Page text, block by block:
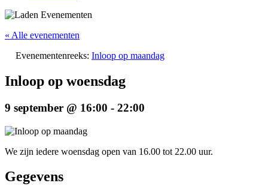
« Alle evenementen
Evenementenreeks: Inloop op maandag
Inloop op woensdag
9 september @ 16:00 - 22:00
We zijn iedere woensdag open van 16.00 tot 22.00 uur.
Gegevens